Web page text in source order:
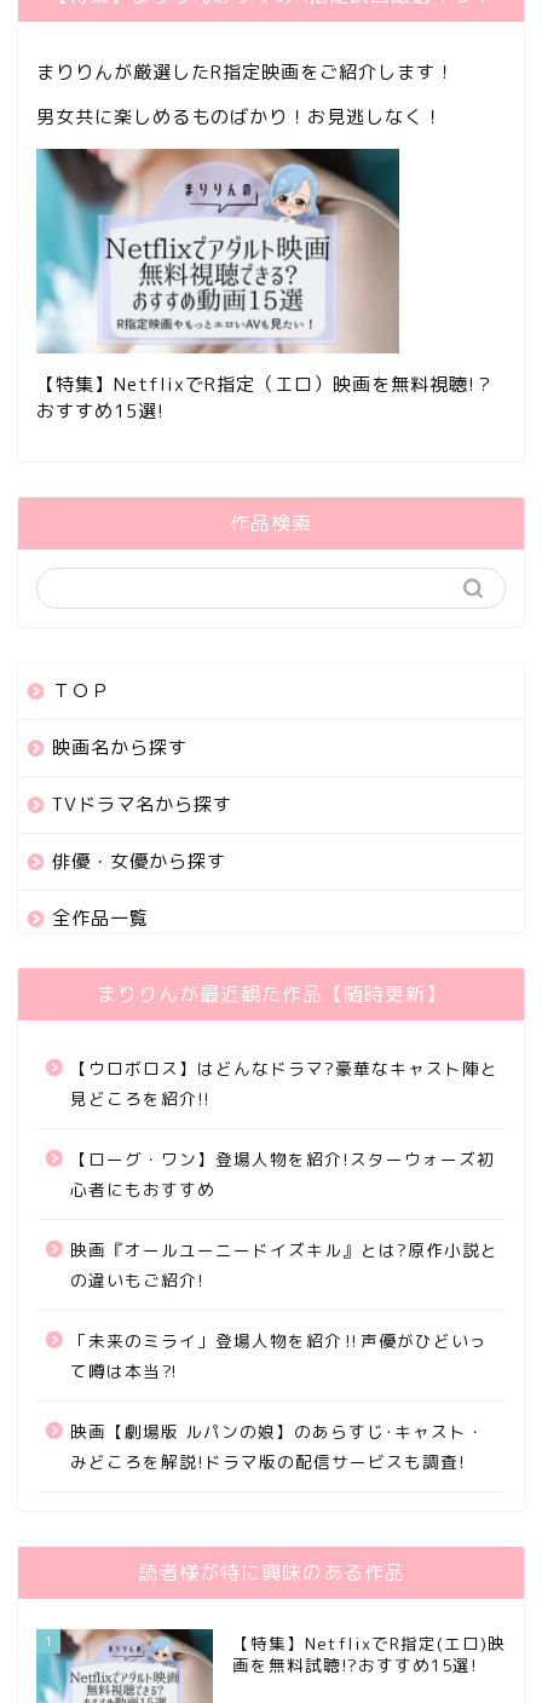
まりりんが厳選したR指定映画をご紹介します！
男女共に楽しめるものばかり！お見逃しなく！
【特集】NetflixでR指定（エロ）映画を無料視聴!？
おすすめ15選!
作品検索
ＴＯＰ
映画名から探す
TVドラマ名から探す
俳優・女優から探す
全作品一覧
まりりんが最近観た作品【随時更新】
【ウロボロス】はどんなドラマ?豪華なキャスト陣と
見どころを紹介!!
【ローグ・ワン】登場人物を紹介!スターウォーズ初
心者にもおすすめ
映画『オールユーニードイズキル』とは?原作小説と
の違いもご紹介!
「未来のミライ」登場人物を紹介‼声優がひどいっ
て噂は本当⁈
映画【劇場版 ルパンの娘】のあらすじ･キャスト・
みどころを解説!ドラマ版の配信サービスも調査!
読者様が特に興味のある作品
1
【特集】NetflixでR指定(エロ)映
画を無料試聴!?おすすめ15選!